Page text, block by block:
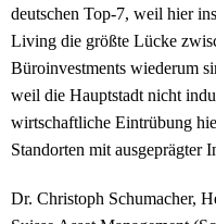
deutschen Top-7, weil hier
Living die größte Lücke
Büroinvestments wiederum
weil die Hauptstadt nicht
wirtschaftliche Eintrübung
Standorten mit ausgeprägter
Dr. Christoph Schumacher,